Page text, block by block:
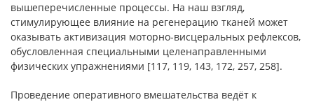
вышеперечисленные процессы. На наш взгляд,
стимулирующее влияние на регенерацию тканей может
оказывать активизация моторно-висцеральных рефлексов,
обусловленная специальными целенаправленными
физических упражнениями [117, 119, 143, 172, 257, 258].
Проведение оперативного вмешательства ведёт к